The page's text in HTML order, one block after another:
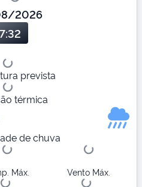
2026
prevista
térmica
de chuva
Máx. Vento Máx.